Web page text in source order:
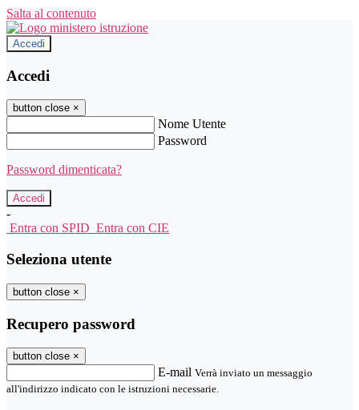
Salta al contenuto
Accedi
Accedi
button close ×
Nome Utente
Password
Password dimenticata?
-
Entra con SPID Entra con CIE
Seleziona utente
button close ×
Recupero password
button close ×
E-mail Verrà inviato un messaggio
all'indirizzo indicato con le istruzioni necessarie.